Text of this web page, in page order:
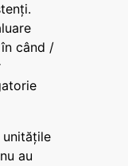
când /
unitățile
au